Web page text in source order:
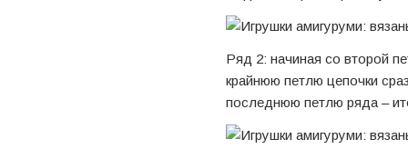
Ряд 2: начиная со второй
крайнюю петлю цепочки
последнюю петлю ряда –